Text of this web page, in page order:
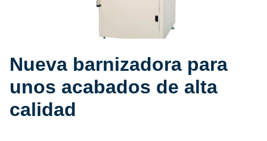
Nueva barnizadora para
unos acabados de alta
calidad